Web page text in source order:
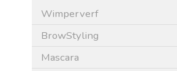
Wimperverf
BrowStyling
Mascara